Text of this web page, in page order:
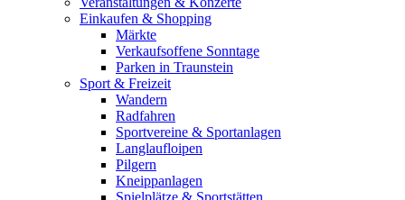
Einkaufen & Shopping
Märkte
Verkaufsoffene Sonntage
Parken in Traunstein
Sport & Freizeit
Wandern
Radfahren
Sportvereine & Sportanlagen
Langlaufloipen
Pilgern
Kneippanlagen
Spielplätze & Sportstätten